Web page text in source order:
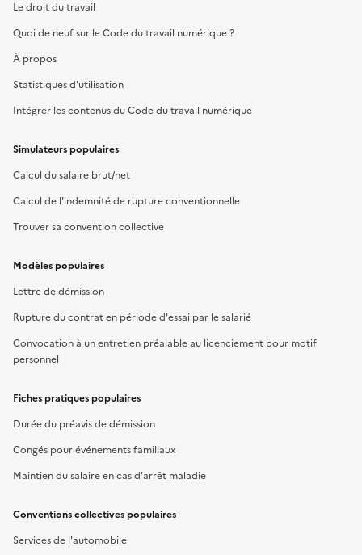
Le droit du travail
Quoi de neuf sur le Code du travail numérique ?
À propos
Statistiques d'utilisation
Intégrer les contenus du Code du travail numérique
Simulateurs populaires
Calcul du salaire brut/net
Calcul de l'indemnité de rupture conventionnelle
Trouver sa convention collective
Modèles populaires
Lettre de démission
Rupture du contrat en période d'essai par le salarié
Convocation à un entretien préalable au licenciement pour motif
personnel
Fiches pratiques populaires
Durée du préavis de démission
Congés pour événements familiaux
Maintien du salaire en cas d'arrêt maladie
Conventions collectives populaires
Services de l'automobile